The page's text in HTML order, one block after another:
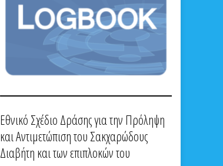
Εθνικό Σχέδιο Δράσης για την Πρόληψη
και Αντιμετώπιση του Σακχαρώδους
Διαβήτη και των επιπλοκών του